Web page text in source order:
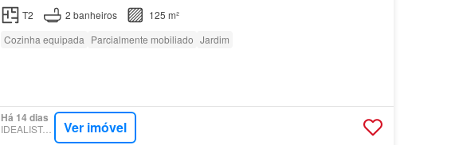
T2
2 banheiros
125 m²
Cozinha equipada Parcialmente mobiliado Jardim
Há 14 dias
IDEALISTA.PT Ver imóvel